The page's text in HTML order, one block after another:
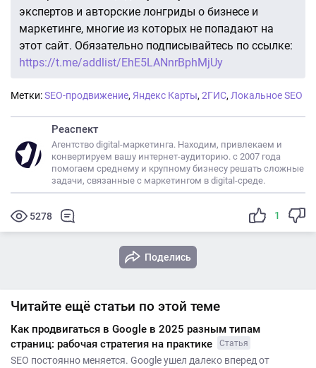
экспертов и авторские лонгриды о бизнесе и
маркетинге, многие из которых не попадают на
этот сайт. Обязательно подписывайтесь по ссылке:
https://t.me/addlist/EhE5LANnrBphMjUy
Метки:SEO-продвижение, Яндекс Карты, 2ГИС, Локальное SEO
Реаспект
Агентство digital-маркетинга. Находим, привлекаем и
конвертируем вашу интернет-аудиторию. с 2007 года
помогаем среднему и крупному бизнесу решать сложные
задачи, связанные с маркетингом в digital-среде.
5278 1
Поделись
Читайте ещё статьи по этой теме
Как продвигаться в Google в 2025 разным типам
страниц: рабочая стратегия на практике
Статья
SEO постоянно меняется. Google ушел далеко вперед от